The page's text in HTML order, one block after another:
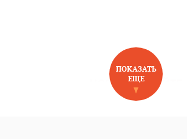
НОВОЕ НА САЙТЕ
ПОКАЗАТЬ
ЕЩЕ